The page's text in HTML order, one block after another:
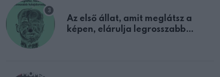
Az első állat, amit meglátsz a
képen, elárulja legrosszabb